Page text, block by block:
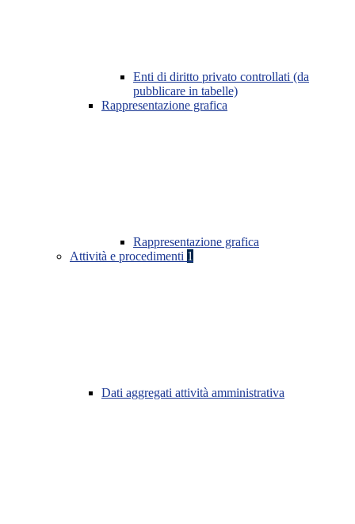
Enti di diritto privato controllati (da
pubblicare in tabelle)
Rappresentazione grafica
Rappresentazione grafica
Attività e procedimenti 1
Dati aggregati attività amministrativa